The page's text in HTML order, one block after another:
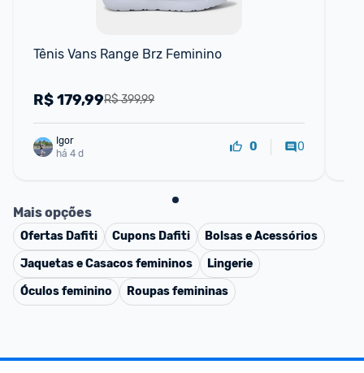
Tênis Vans Range Brz Feminino
R$ 399,99
R$179,99
Igor
há 4 d
0 0
Mais opções
Ofertas Dafiti Cupons Dafiti
Bolsas e Acessórios
Jaquetas e Casacos femininos
Lingerie
Óculos feminino
Roupas femininas